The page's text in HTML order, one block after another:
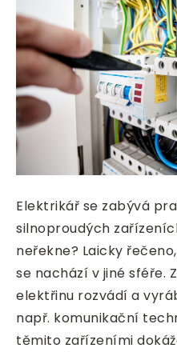
Elektrikář se zabývá
silnoproudých
neřekne? Laicky
se nachází v jiné sféře.
elektřinu rozvádí a
např. komunikační
těmito zařízeními